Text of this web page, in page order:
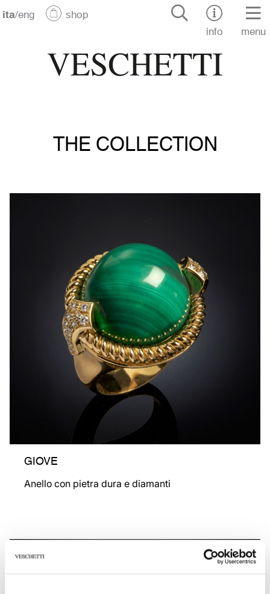
ita/eng
shop
info
menu
THE COLLECTION
GIOVE
Anello con pietra dura e diamanti